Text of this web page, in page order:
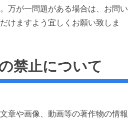
万が一問題がある場合は、お問い
けますよう宜しくお願い致しま
禁止について
章や画像、動画等の著作物の情報